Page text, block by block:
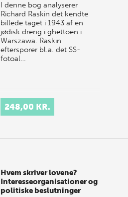
I denne bog analyserer
Richard Raskin det kendte
billede taget i 1943 af en
jødisk dreng i ghettoen i
Warszawa. Raskin
eftersporer bl.a. det SS-
fotoal…
248,00 KR.
Hvem skriver lovene?
Interesseorganisationer og
politiske beslutninger